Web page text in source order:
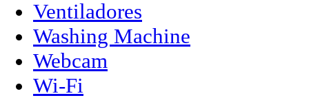
Ventiladores
Washing Machine
Webcam
Wi-Fi